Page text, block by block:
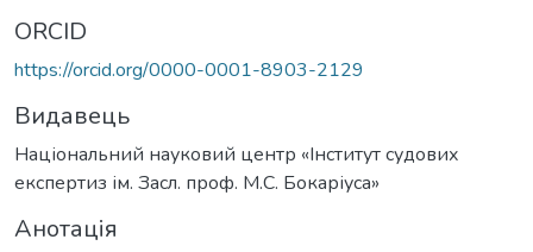
ORCID
https://orcid.org/0000-0001-8903-2129
Видавець
Національний науковий центр «Інститут судових
експертиз ім. Засл. проф. М.С. Бокаріуса»
Анотація